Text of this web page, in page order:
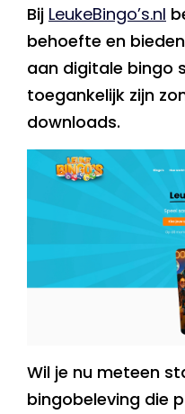
Bij LeukeBingo’s.nl
behoefte en
aan digitale bingo
toegankelijk zijn
downloads.
Wil je nu meteen
bingobeleving die